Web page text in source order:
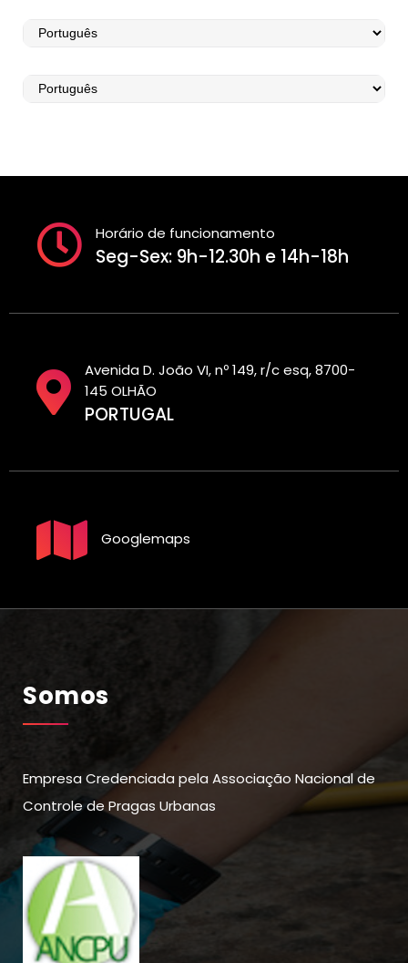
Horário de funcionamento
Seg-Sex: 9h-12.30h e 14h-18h
Avenida D. João VI, nº 149, r/c esq, 8700-
145 OLHÃO
PORTUGAL
Googlemaps
Somos
Empresa Credenciada pela Associação Nacional de
Controle de Pragas Urbanas